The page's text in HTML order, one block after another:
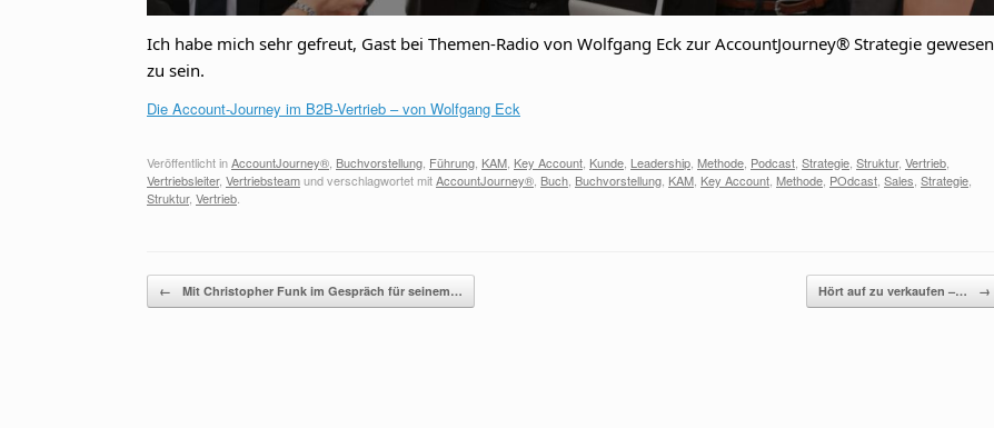
Ich habe mich sehr gefreut, Gast bei Themen-Radio von Wolfgang Eck zur AccountJourney® Strategie gewesen
zu sein.
Die Account-Journey im B2B-Vertrieb – von Wolfgang Eck
Veröffentlicht inAccountJourney® Buchvorstellung Führung KAM Key Account Kunde Leadership Methode Podcast Strategie Struktur, Vertrieb
Vertriebsleiter, Vertriebsteamund verschlagwortet mitAccountJourney® Buch Buchvorstellung KAM Key Account Methode POdcast Sales Strategie
Struktur, Vertrieb
Beitragsnavigation
← Mit Christopher Funk im Gespräch für seinem… Hört auf zu verkaufen –… →